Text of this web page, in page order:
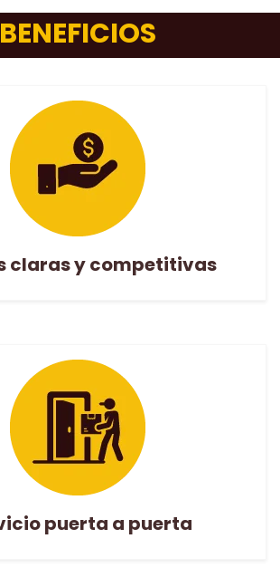
BENEFICIOS
claras y competitivas
puerta a puerta